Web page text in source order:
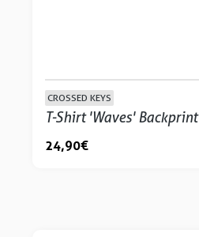
CROSSED KEYS
T-Shirt 'Waves' Backprint
24,90 €